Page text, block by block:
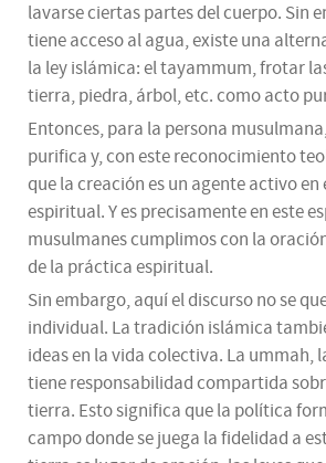
lavarse ciertas partes del cuerpo. Sin
tiene acceso al agua, existe una
la ley islámica: el tayammum, frotar
tierra, piedra, árbol, etc. como acto
Entonces, para la persona
purifica y, con este reconocimiento
que la creación es un agente activo
espiritual. Y es precisamente en este
musulmanes cumplimos con la
de la práctica espiritual.
Sin embargo, aquí el discurso no se
individual. La tradición islámica
ideas en la vida colectiva. La ummah,
tiene responsabilidad compartida
tierra. Esto significa que la política
campo donde se juega la fidelidad a